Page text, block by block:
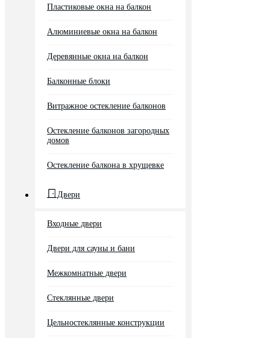
Пластиковые окна на балкон
Алюминиевые окна на балкон
Деревянные окна на балкон
Балконные блоки
Витражное остекление балконов
Остекление балконов загородных
домов
Остекление балкона в хрущевке
Двери
Входные двери
Двери для сауны и бани
Межкомнатные двери
Стеклянные двери
Цельностеклянные конструкции